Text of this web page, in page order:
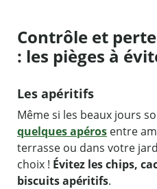
Contrôle et
: les pièges à
Les apéritifs
Même si les beaux jours
quelques apéros entre
terrasse ou dans votre
choix ! Évitez les chips,
biscuits apéritifs.